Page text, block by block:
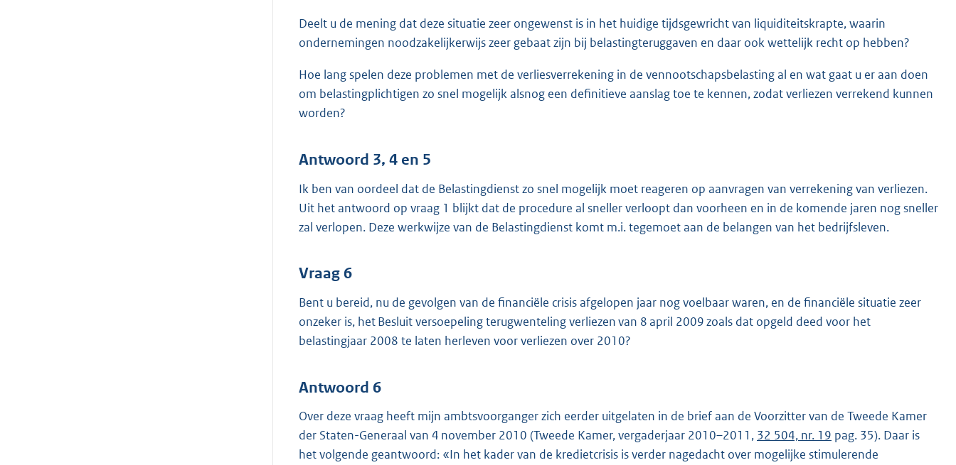
Deelt u de mening dat deze situatie zeer ongewenst is in het huidige tijdsgewricht van liquiditeitskrapte, waarin
ondernemingen noodzakelijkerwijs zeer gebaat zijn bij belastingteruggaven en daar ook wettelijk recht op hebben?
Hoe lang spelen deze problemen met de verliesverrekening in de vennootschapsbelasting al en wat gaat u er aan doen
om belastingplichtigen zo snel mogelijk alsnog een definitieve aanslag toe te kennen, zodat verliezen verrekend kunnen
worden?
Antwoord 3, 4 en 5
Ik ben van oordeel dat de Belastingdienst zo snel mogelijk moet reageren op aanvragen van verrekening van verliezen.
Uit het antwoord op vraag 1 blijkt dat de procedure al sneller verloopt dan voorheen en in de komende jaren nog sneller
zal verlopen. Deze werkwijze van de Belastingdienst komt m.i. tegemoet aan de belangen van het bedrijfsleven.
Vraag 6
Bent u bereid, nu de gevolgen van de financiële crisis afgelopen jaar nog voelbaar waren, en de financiële situatie zeer
onzeker is, het Besluit versoepeling terugwenteling verliezen van 8 april 2009 zoals dat opgeld deed voor het
belastingjaar 2008 te laten herleven voor verliezen over 2010?
Antwoord 6
Over deze vraag heeft mijn ambtsvoorganger zich eerder uitgelaten in de brief aan de Voorzitter van de Tweede Kamer
der Staten-Generaal van 4 november 2010 (Tweede Kamer, vergaderjaar 2010–2011, 32 504, nr. 19 pag. 35). Daar is
het volgende geantwoord: «In het kader van de kredietcrisis is verder nagedacht over mogelijke stimulerende